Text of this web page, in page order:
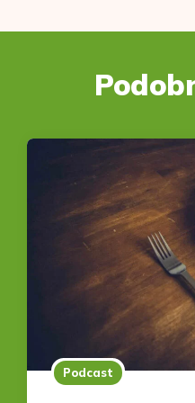
Podcast